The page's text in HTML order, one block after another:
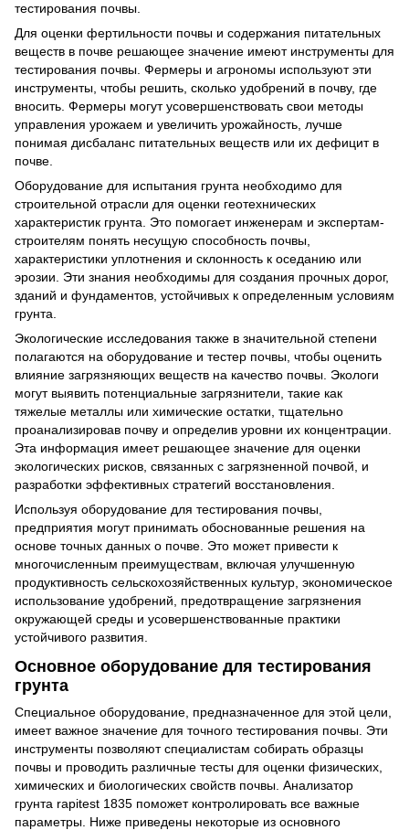
тестирования почвы.
Для оценки фертильности почвы и содержания питательных
веществ в почве решающее значение имеют инструменты для
тестирования почвы. Фермеры и агрономы используют эти
инструменты, чтобы решить, сколько удобрений в почву, где
вносить. Фермеры могут усовершенствовать свои методы
управления урожаем и увеличить урожайность, лучше
понимая дисбаланс питательных веществ или их дефицит в
почве.
Оборудование для испытания грунта необходимо для
строительной отрасли для оценки геотехнических
характеристик грунта. Это помогает инженерам и экспертам-
строителям понять несущую способность почвы,
характеристики уплотнения и склонность к оседанию или
эрозии. Эти знания необходимы для создания прочных дорог,
зданий и фундаментов, устойчивых к определенным условиям
грунта.
Экологические исследования также в значительной степени
полагаются на оборудование и тестер почвы, чтобы оценить
влияние загрязняющих веществ на качество почвы. Экологи
могут выявить потенциальные загрязнители, такие как
тяжелые металлы или химические остатки, тщательно
проанализировав почву и определив уровни их концентрации.
Эта информация имеет решающее значение для оценки
экологических рисков, связанных с загрязненной почвой, и
разработки эффективных стратегий восстановления.
Используя оборудование для тестирования почвы,
предприятия могут принимать обоснованные решения на
основе точных данных о почве. Это может привести к
многочисленным преимуществам, включая улучшенную
продуктивность сельскохозяйственных культур, экономическое
использование удобрений, предотвращение загрязнения
окружающей среды и усовершенствованные практики
устойчивого развития.
Основное оборудование для тестирования
грунта
Специальное оборудование, предназначенное для этой цели,
имеет важное значение для точного тестирования почвы. Эти
инструменты позволяют специалистам собирать образцы
почвы и проводить различные тесты для оценки физических,
химических и биологических свойств почвы. Анализатор
грунта rapitest 1835 поможет контролировать все важные
параметры. Ниже приведены некоторые из основного